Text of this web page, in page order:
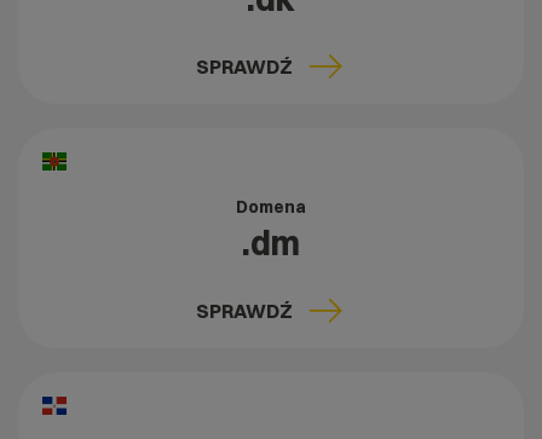
SPRAWDŹ
Domena
.dm
SPRAWDŹ